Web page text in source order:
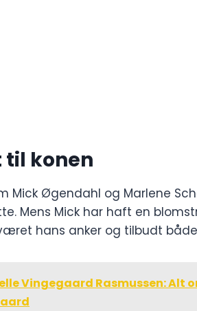
til konen
Mick Øgendahl og Marlene
Mens Mick har haft en
hans anker og tilbudt
Vingegaard Rasmussen: Alt